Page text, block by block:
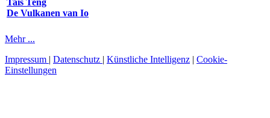
Tais Teng
De Vulkanen van Io
Mehr ...
Impressum | Datenschutz | Künstliche Intelligenz | Cookie-
Einstellungen